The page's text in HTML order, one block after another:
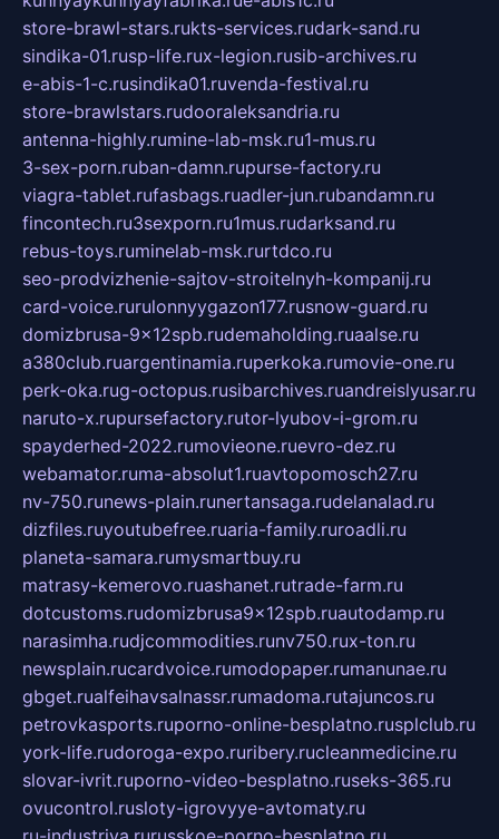
store-brawl-stars.rukts-services.rudark-sand.ru
sindika-01.rusp-life.rux-legion.rusib-archives.ru
e-abis-1-c.rusindika01.ruvenda-festival.ru
store-brawlstars.rudooraleksandria.ru
antenna-highly.rumine-lab-msk.ru1-mus.ru
3-sex-porn.ruban-damn.rupurse-factory.ru
viagra-tablet.rufasbags.ruadler-jun.rubandamn.ru
fincontech.ru3sexporn.ru1mus.rudarksand.ru
rebus-toys.ruminelab-msk.rurtdco.ru
seo-prodvizhenie-sajtov-stroitelnyh-kompanij.ru
card-voice.rurulonnyygazon177.rusnow-guard.ru
domizbrusa-9x12spb.rudemaholding.ruaalse.ru
a380club.ruargentinamia.ruperkoka.rumovie-one.ru
perk-oka.rug-octopus.rusibarchives.ruandreislyusar.ru
naruto-x.rupursefactory.rutor-lyubov-i-grom.ru
spayderhed-2022.rumovieone.ruevro-dez.ru
webamator.ruma-absolut1.ruavtopomosch27.ru
nv-750.runews-plain.runertansaga.rudelanalad.ru
dizfiles.ruyoutubefree.ruaria-family.ruroadli.ru
planeta-samara.rumysmartbuy.ru
matrasy-kemerovo.ruashanet.rutrade-farm.ru
dotcustoms.rudomizbrusa9x12spb.ruautodamp.ru
narasimha.rudjcommodities.runv750.rux-ton.ru
newsplain.rucardvoice.rumodopaper.rumanunae.ru
gbget.rualfeihavsalnassr.rumadoma.rutajuncos.ru
petrovkasports.ruporno-online-besplatno.rusplclub.ru
york-life.rudoroga-expo.ruribery.rucleanmedicine.ru
slovar-ivrit.ruporno-video-besplatno.ruseks-365.ru
ovucontrol.rusloty-igrovyye-avtomaty.ru